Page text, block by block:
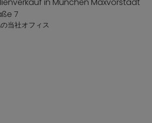
当社オフィス